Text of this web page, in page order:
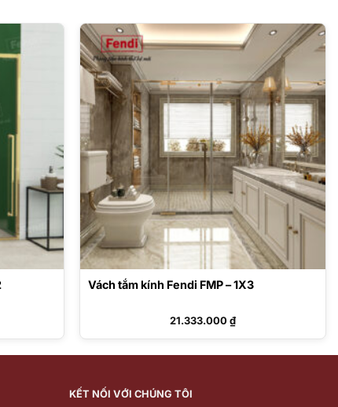
Vách tắm kính Fendi FMP – 1X3
21.333.000₫
KẾT NỐI VỚI CHÚNG TÔI